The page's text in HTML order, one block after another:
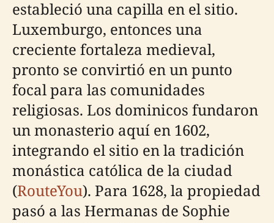
estableció una capilla en el sitio.
Luxemburgo, entonces una
creciente fortaleza medieval,
pronto se convirtió en un punto
focal para las comunidades
religiosas. Los dominicos fundaron
un monasterio aquí en 1602,
integrando el sitio en la tradición
monástica católica de la ciudad
(RouteYou). Para 1628, la propiedad
pasó a las Hermanas de Sophie